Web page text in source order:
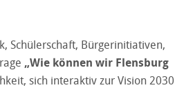
Schülerschaft, Bürgerinitiativen,
„Wie können wir Flensburg
sich interaktiv zur Vision 2030